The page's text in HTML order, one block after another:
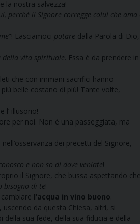
nostra salvezza!
perché il Signore corregge colui che ama
”! Lasciamoci potare dalla Parola di Dio,
della vita spirituale. Essa è da prendere in
che con immani sacrifici hanno
belle costano di più! Tante volte,
l’ illusorio!
per noi. Non è una passeggiata, ma
dei precetti del Signore,
e non so di dove veniate!
il Signore, che bussa aspettando
bisogno di te!
l’acqua in vino buono.
da questa Chiesa, altri, si
sua fede, della sua fiducia e della